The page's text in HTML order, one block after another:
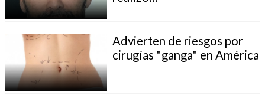
Advierten de riesgos por
cirugías "ganga" en América